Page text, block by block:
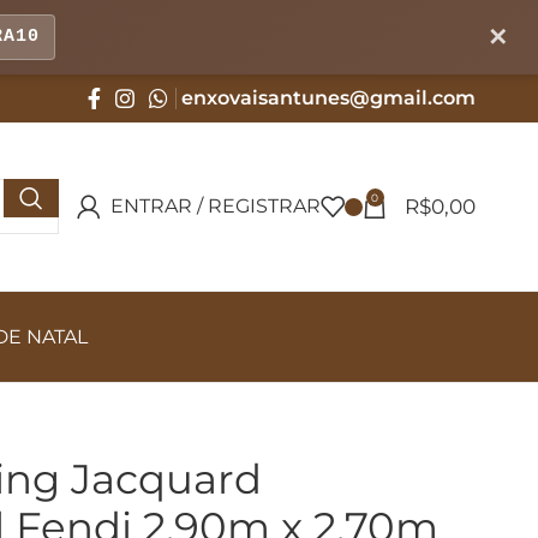
✕
enxovaisantunes@gmail.com
ENTRAR / REGISTRAR 0 R$0,00
NATAL
Jacquard
2,90m x 2,70m